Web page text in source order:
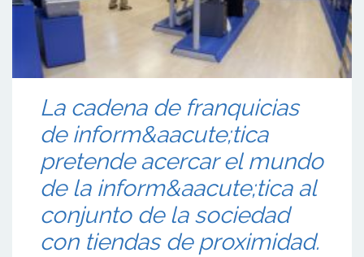
La cadena de franquicias
de inform&aacute;tica
pretende acercar el mundo
de la inform&aacute;tica al
conjunto de la sociedad
con tiendas de proximidad.